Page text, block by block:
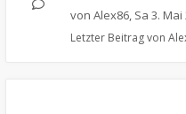
von Alex86, Sa 3. Mai
Letzter Beitrag von